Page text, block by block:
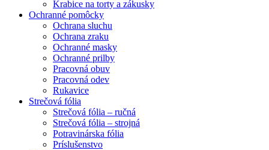
Krabice na torty a zákusky
Ochranné pomôcky
Ochrana sluchu
Ochrana zraku
Ochranné masky
Ochranné prilby
Pracovná obuv
Pracovná odev
Rukavice
Strečová fólia
Strečová fólia – ručná
Strečová fólia – strojná
Potravinárska fólia
Príslušenstvo